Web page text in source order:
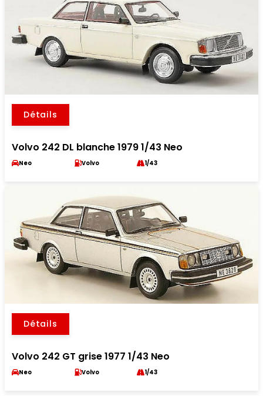
Détails
Volvo 242 DL blanche 1979 1/43 Neo
Neo Volvo 1/43
Détails
Volvo 242 GT grise 1977 1/43 Neo
Neo Volvo 1/43